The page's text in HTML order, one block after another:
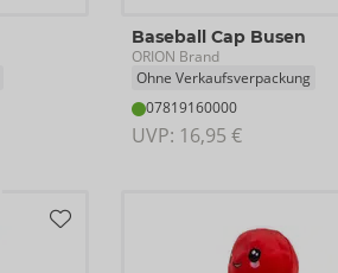
Baseball Cap Busen
ORION Brand
Ohne Verkaufsverpackung
07819160000
UVP: 16,95 €